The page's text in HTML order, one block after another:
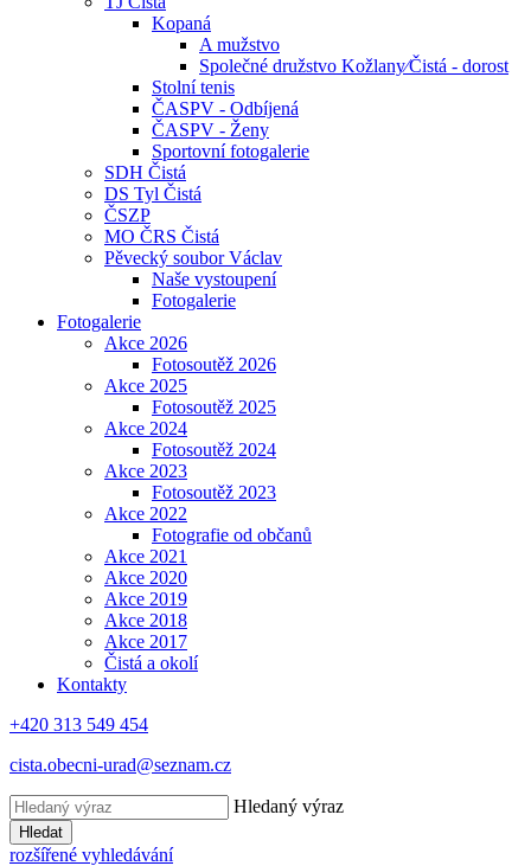
Kopaná
A mužstvo
Společné družstvo Kožlany⁄Čistá - dorost
Stolní tenis
ČASPV - Odbíjená
ČASPV - Ženy
Sportovní fotogalerie
SDH Čistá
DS Tyl Čistá
ČSZP
MO ČRS Čistá
Pěvecký soubor Václav
Naše vystoupení
Fotogalerie
Fotogalerie
Akce 2026
Fotosoutěž 2026
Akce 2025
Fotosoutěž 2025
Akce 2024
Fotosoutěž 2024
Akce 2023
Fotosoutěž 2023
Akce 2022
Fotografie od občanů
Akce 2021
Akce 2020
Akce 2019
Akce 2018
Akce 2017
Čistá a okolí
Kontakty
+420 313 549 454
cista.obecni-urad@seznam.cz
Hledaný výraz
Hledat
rozšířené vyhledávání